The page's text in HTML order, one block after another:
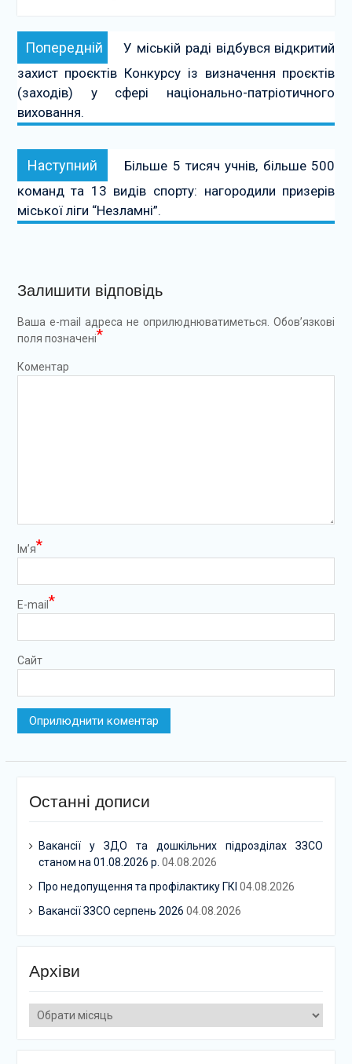
Навігація
записів
Попередній Попередній:
У міській раді відбувся відкритий
захист проєктів Конкурсу із визначення проєктів
(заходів) у сфері національно-патріотичного
виховання.
Наступний Наступний:
Більше 5 тисяч учнів, більше 500
команд та 13 видів спорту: нагородили призерів
міської ліги “Незламні”.
Залишити відповідь
Ваша e-mail адреса не оприлюднюватиметься. Обов’язкові
поля позначені*
Коментар
Ім’я*
E-mail *
Сайт
Останні дописи
Вакансії у ЗДО та дошкільних підрозділах ЗЗСО
станом на 01.08.2026 р. 04.08.2026
Про недопущення та профілактику ГКІ 04.08.2026
Вакансії ЗЗСО серпень 2026 04.08.2026
Архіви
Архіви